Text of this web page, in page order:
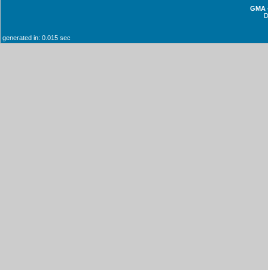
GMA
generated in: 0.015 sec